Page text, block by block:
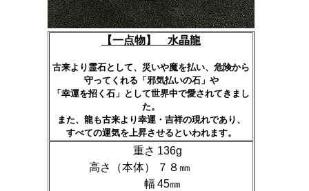
【一点物】 水晶龍
古来より霊石として、災いや魔を払い、危険から
守ってくれる「邪気払いの石」や
「幸運を招く石」として世界中で愛されてきまし
た。
また、龍も古来より幸運・吉祥の現れであり、
すべての運気を上昇させるといわれます。
重さ 136g
高さ（本体）
７８㎜
幅 45㎜